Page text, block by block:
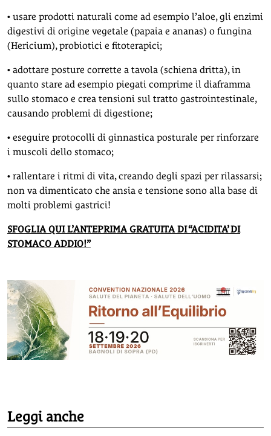
• usare prodotti naturali come ad esempio l’aloe, gli enzimi
digestivi di origine vegetale (papaia e ananas) o fungina
(Hericium), probiotici e fitoterapici;
• adottare posture corrette a tavola (schiena dritta), in
quanto stare ad esempio piegati comprime il diaframma
sullo stomaco e crea tensioni sul tratto gastrointestinale,
causando problemi di digestione;
• eseguire protocolli di ginnastica posturale per rinforzare
i muscoli dello stomaco;
• rallentare i ritmi di vita, creando degli spazi per rilassarsi;
non va dimenticato che ansia e tensione sono alla base di
molti problemi gastrici!
SFOGLIA QUI L’ANTEPRIMA GRATUITA DI “ACIDITA’ DI
STOMACO ADDIO!”
Leggi anche